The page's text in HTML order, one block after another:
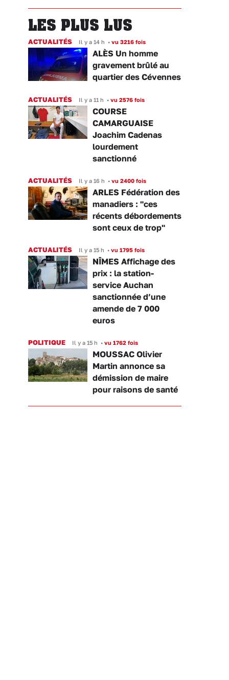
LES PLUS LUS
ACTUALITÉS Il y a 14 h • vu 3216 fois
ALÈS Un homme
gravement brûlé au
quartier des Cévennes
ACTUALITÉS Il y a 11 h • vu 2576 fois
COURSE
CAMARGUAISE
Joachim Cadenas
lourdement
sanctionné
ACTUALITÉS Il y a 16 h • vu 2400 fois
ARLES Fédération des
manadiers : "ces
récents débordements
sont ceux de trop"
ACTUALITÉS Il y a 15 h • vu 1795 fois
NÎMES Affichage des
prix : la station-
service Auchan
sanctionnée d’une
amende de 7 000
euros
POLITIQUE Il y a 15 h • vu 1762 fois
MOUSSAC Olivier
Martin annonce sa
démission de maire
pour raisons de santé